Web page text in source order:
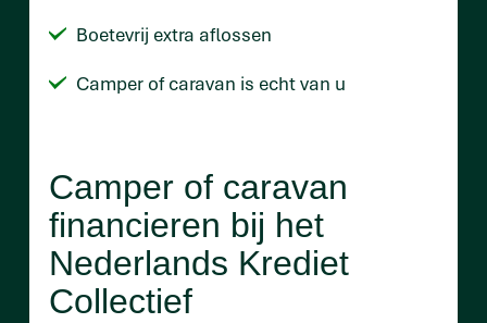
Boetevrij extra aflossen
Camper of caravan is echt van u
Camper of caravan
financieren bij het
Nederlands Krediet
Collectief